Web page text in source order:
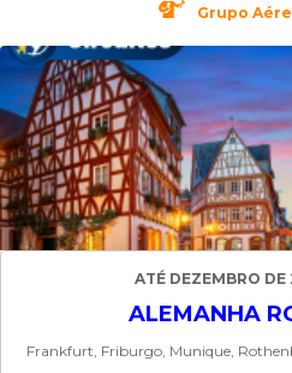
Grupo
ATÉ DEZEMBRO
ALEMANHA
Frankfurt, Friburgo, Munique,